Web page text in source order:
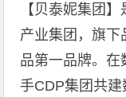
【贝泰妮集团
产业集团，旗下
品第一品牌。在
手CDP集团共